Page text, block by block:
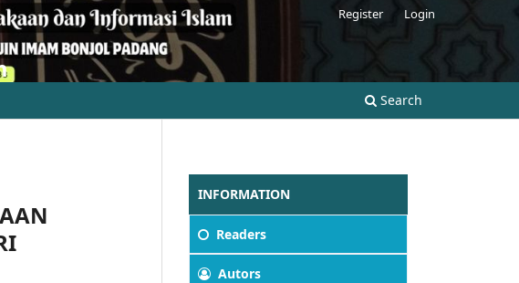
Search
Register Login
INFORMATION
Readers
Autors